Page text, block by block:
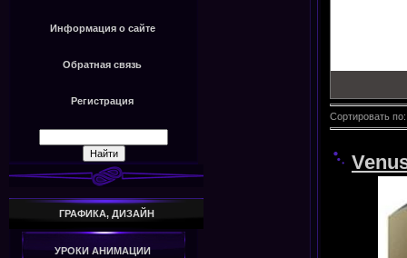
Информация о сайте
Обратная связь
Регистрация
ГРАФИКА, ДИЗАЙН
УРОКИ АНИМАЦИИ
Сортировать по